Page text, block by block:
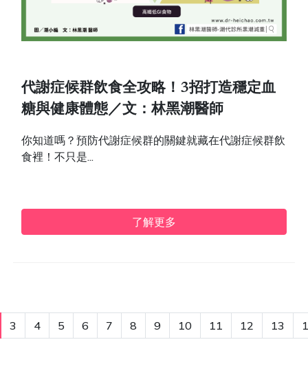
代謝症候群飲食全攻略！3招打造穩定血
糖與健康體態／文：林黑潮醫師
你知道嗎？預防代謝症候群的關鍵就藏在代謝症候群飲
食裡！不只是...
了解更多
3 4 5 6 7 8 9 10 11 12 13